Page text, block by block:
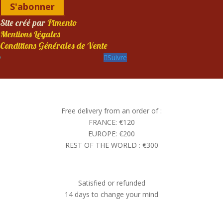
S'abonner
Site créé parPimento
Mentions Légales
Conditions Générales de Vente
Suivre
Free delivery from an order of :
FRANCE: €120
EUROPE: €200
REST OF THE WORLD : €300
Satisfied or refunded
14 days to change your mind